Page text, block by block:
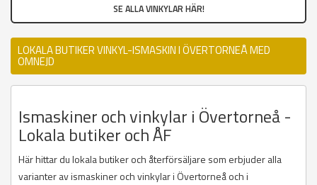
SE ALLA VINKYLAR HÄR!
LOKALA BUTIKER VINKYL-ISMASKIN I ÖVERTORNEÅ MED
OMNEJD
Ismaskiner och vinkylar i Övertorneå -
Lokala butiker och ÅF
Här hittar du lokala butiker och återförsäljare som erbjuder alla
varianter av ismaskiner och vinkylar i Övertorneå och i